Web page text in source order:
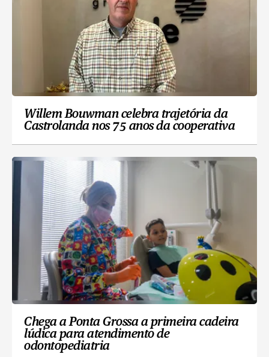
Willem Bouwman celebra trajetória da
Castrolanda nos 75 anos da cooperativa
Chega a Ponta Grossa a primeira cadeira
lúdica para atendimento de
odontopediatria